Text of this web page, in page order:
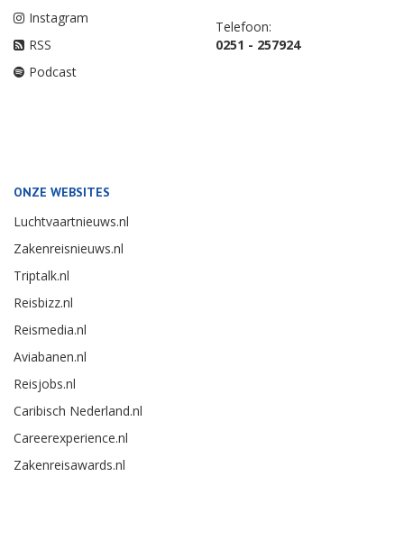
Instagram
RSS
Podcast
Telefoon:
0251 - 257924
ONZE WEBSITES
Luchtvaartnieuws.nl
Zakenreisnieuws.nl
Triptalk.nl
Reisbizz.nl
Reismedia.nl
Aviabanen.nl
Reisjobs.nl
Caribisch Nederland.nl
Careerexperience.nl
Zakenreisawards.nl